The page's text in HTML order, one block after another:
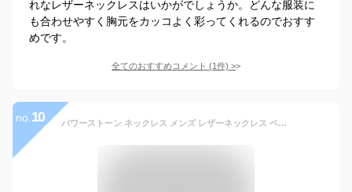
れなレザーネックレスはいかがでしょうか。どんな服装に
も合わせやすく胸元をカッコよく彩ってくれるのでおすす
めです。
全てのおすすめコメント (1件) >
no. 10 パワーストーン ネックレス メンズ レザーネックレス ペンダント シンプル リング 天然石 パワーストーン 革紐 ロングネックレス レディース 男女兼用 アクセサリー 人気 プレゼント ペア 効果 癒し 恋愛 幸運 浄化 富 財産 成功 真実の愛 運気UP